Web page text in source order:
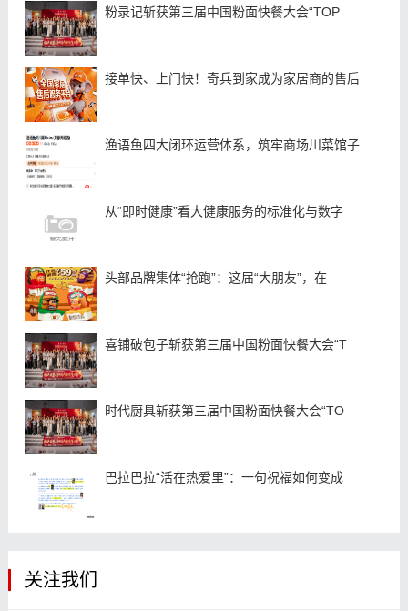
粉录记斩获第三届中国粉面快餐大会“TOP
接单快、上门快！奇兵到家成为家居商的售后
渔语鱼四大闭环运营体系，筑牢商场川菜馆子
从“即时健康”看大健康服务的标准化与数字
头部品牌集体“抢跑”：这届“大朋友”，在
喜铺破包子斩获第三届中国粉面快餐大会“T
时代厨具斩获第三届中国粉面快餐大会“TO
巴拉巴拉“活在热爱里”：一句祝福如何变成
关注我们